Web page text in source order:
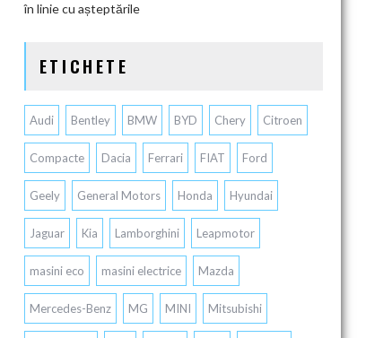
în linie cu așteptările
ETICHETE
Audi Bentley BMW BYD Chery Citroen
Compacte Dacia Ferrari FIAT Ford
Geely General Motors Honda Hyundai
Jaguar Kia Lamborghini Leapmotor
masini eco masini electrice Mazda
Mercedes-Benz MG MINI Mitsubishi